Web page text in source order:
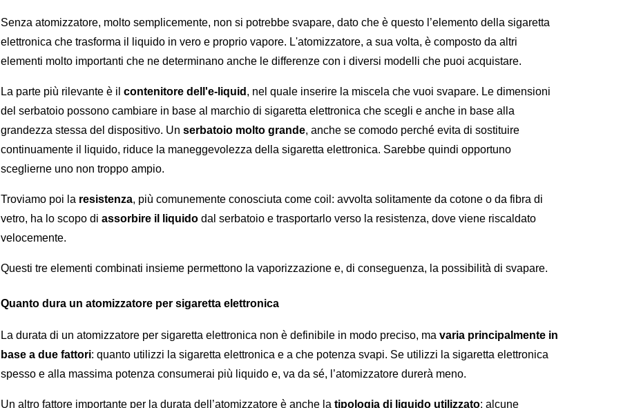
Senza atomizzatore, molto semplicemente, non si potrebbe svapare, dato che è questo l’elemento della sigaretta
elettronica che trasforma il liquido in vero e proprio vapore. L'atomizzatore, a sua volta, è composto da altri
elementi molto importanti che ne determinano anche le differenze con i diversi modelli che puoi acquistare.
La parte più rilevante è il contenitore dell'e-liquid , nel quale inserire la miscela che vuoi svapare. Le dimensioni
del serbatoio possono cambiare in base al marchio di sigaretta elettronica che scegli e anche in base alla
grandezza stessa del dispositivo. Un serbatoio molto grande, anche se comodo perché evita di sostituire
continuamente il liquido, riduce la maneggevolezza della sigaretta elettronica. Sarebbe quindi opportuno
sceglierne uno non troppo ampio.
Troviamo poi la resistenza, più comunemente conosciuta come coil: avvolta solitamente da cotone o da fibra di
vetro, ha lo scopo di assorbire il liquido dal serbatoio e trasportarlo verso la resistenza, dove viene riscaldato
velocemente.
Questi tre elementi combinati insieme permettono la vaporizzazione e, di conseguenza, la possibilità di svapare.
Quanto dura un atomizzatore per sigaretta elettronica
La durata di un atomizzatore per sigaretta elettronica non è definibile in modo preciso, ma varia principalmente in
base a due fattori: quanto utilizzi la sigaretta elettronica e a che potenza svapi. Se utilizzi la sigaretta elettronica
spesso e alla massima potenza consumerai più liquido e, va da sé, l’atomizzatore durerà meno.
Un altro fattore importante per la durata dell’atomizzatore è anche la tipologia di liquido utilizzato: alcune